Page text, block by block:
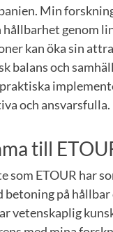
Min
genom
kan öka sin
balans och
och ansvarsfulla.
till
ETOUR har
på
vetenskaplig